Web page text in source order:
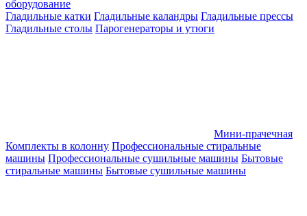
оборудование
Гладильные катки Гладильные каландры Гладильные прессы
Гладильные столы Парогенераторы и утюги
Мини-прачечная
Комплекты в колонну Профессиональные стиральные
машины Профессиональные сушильные машины Бытовые
стиральные машины Бытовые сушильные машины